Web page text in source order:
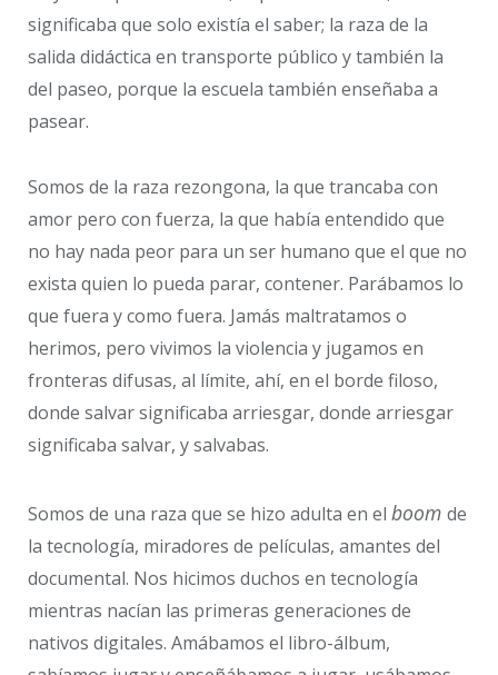
significaba que solo existía el saber; la raza de la
salida didáctica en transporte público y también la
del paseo, porque la escuela también enseñaba a
pasear.
Somos de la raza rezongona, la que trancaba con
amor pero con fuerza, la que había entendido que
no hay nada peor para un ser humano que el que no
exista quien lo pueda parar, contener. Parábamos lo
que fuera y como fuera. Jamás maltratamos o
herimos, pero vivimos la violencia y jugamos en
fronteras difusas, al límite, ahí, en el borde filoso,
donde salvar significaba arriesgar, donde arriesgar
significaba salvar, y salvabas.
Somos de una raza que se hizo adulta en el boom de
la tecnología, miradores de películas, amantes del
documental. Nos hicimos duchos en tecnología
mientras nacían las primeras generaciones de
nativos digitales. Amábamos el libro-álbum,